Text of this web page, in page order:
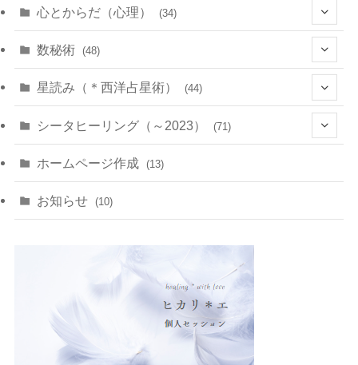
心とからだ（心理） (34)
(1)
(22)
(7)
(4)
(7)
数秘術 (48)
(11)
(10)
星読み（＊西洋占星術） (44)
(11)
(8)
シータヒーリング（～2023） (71)
(14)
(18)
ホームページ作成 (13)
お知らせ (10)